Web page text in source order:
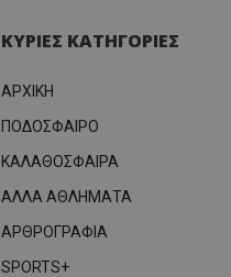
ΚΥΡΙΕΣ ΚΑΤΗΓΟΡΙΕΣ
ΑΡΧΙΚΗ
ΠΟΔΟΣΦΑΙΡΟ
ΚΑΛΑΘΟΣΦΑΙΡΑ
ΑΛΛΑ ΑΘΛΗΜΑΤΑ
ΑΡΘΡΟΓΡΑΦΙΑ
SPORTS+